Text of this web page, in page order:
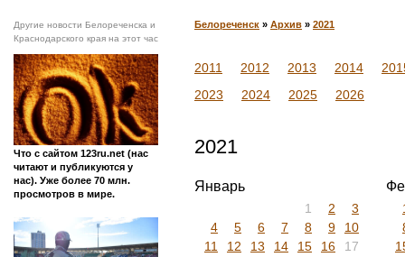
Другие новости Белореченска и
Краснодарского края на этот час
Что с сайтом 123ru.net (нас
читают и публикуются у
нас). Уже более 70 млн.
просмотров в мире.
Белореченск » Архив » 2021
2011 2012 2013 2014
2023
2024 2025 2026
2021
Январь
1 2
3
4
5 6 7 8 9
10
11
12 13 14 15 16
17